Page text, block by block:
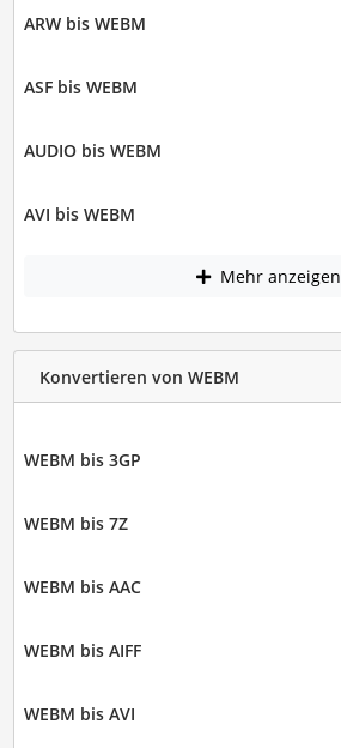
ARW bis WEBM
ASF bis WEBM
AUDIO bis WEBM
AVI bis WEBM
Mehr anzeigen
Konvertieren von WEBM
WEBM bis 3GP
WEBM bis 7Z
WEBM bis AAC
WEBM bis AIFF
WEBM bis AVI